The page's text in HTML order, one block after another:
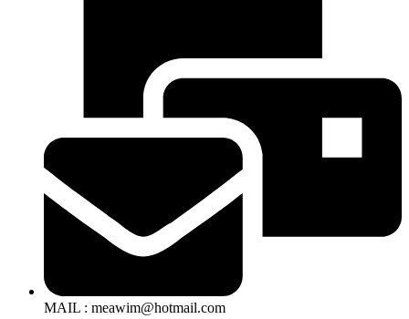
MAIL : meawim@hotmail.com